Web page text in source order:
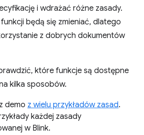
i wdrażać różne zasady.
będą się zmieniać, dlatego
z dobrych dokumentów
które funkcje są dostępne
kilka sposobów.
demo z wielu przykładów zasad.
każdej zasady
w Blink.